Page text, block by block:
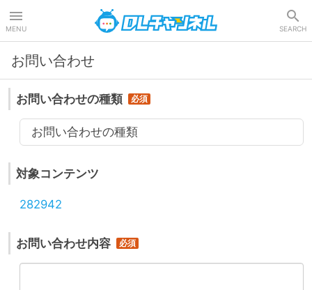
MENU SEARCH
お問い合わせ
お問い合わせの種類
お問い合わせの種類
対象コンテンツ
282942
お問い合わせ内容